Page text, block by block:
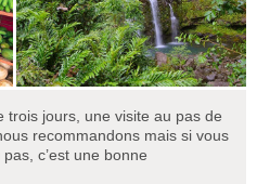
trois jours, une visite au pas de
recommandons mais si vous
c’est une bonne